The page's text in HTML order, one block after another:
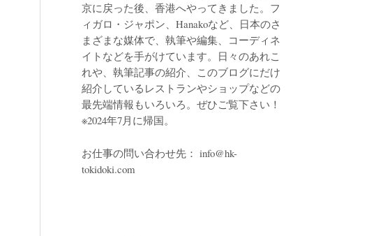
京に戻った後、香港へやってきました。フ
ィガロ・ジャポン、Hanakoなど、日本のさ
まざまな媒体で、執筆や編集、コーディネ
イトなどを手がけています。日々のあれこ
れや、執筆記事の紹介、このブログにだけ
紹介しているレストランやショップなどの
最先端情報もいろいろ。ぜひご覧下さい！
※2024年7月に帰国。
お仕事の問い合わせ先： info@hk-
tokidoki.com